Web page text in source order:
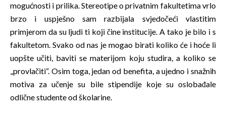
mogućnosti i prilika. Stereotipe o privatnim fakultetima vrlo
brzo i uspješno sam razbijala svjedočeći vlastitim
primjerom da su ljudi ti koji čine institucije. A tako je bilo i s
fakultetom. Svako od nas je mogao birati koliko će i hoće li
uopšte učiti, baviti se materijom koju studira, a koliko se
„provlačiti“. Osim toga, jedan od benefita, a ujedno i snažnih
motiva za učenje su bile stipendije koje su oslobađale
odlične studente od školarine.